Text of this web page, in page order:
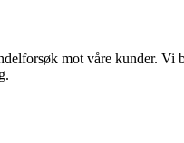
mot våre kunder. Vi